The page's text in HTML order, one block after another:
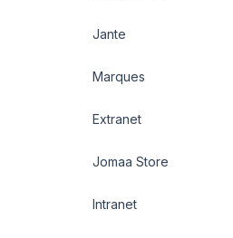
Jante
Marques
Extranet
Jomaa Store
Intranet